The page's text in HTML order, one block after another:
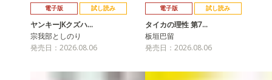
電子版 試し読み
ヤンキーJKクズハ…
宗我部としのり
発売日：2026.08.06
電子版 試し読み
タイカの理性 第7…
板垣巴留
発売日：2026.08.06